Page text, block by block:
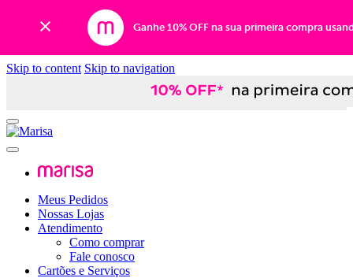
Ganhe 10% OFF na sua primeira compra
Skip to content Skip to navigation
Meus Pedidos
Nossas Lojas
Atendimento
Como comprar
Fale conosco
Cartões e Serviços